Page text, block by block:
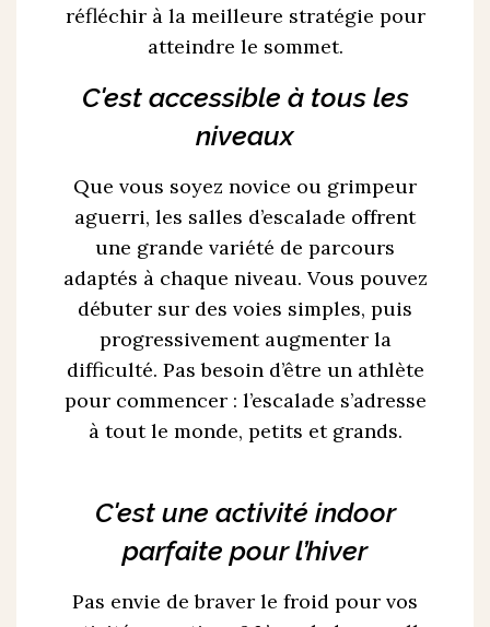
réfléchir à la meilleure stratégie pour
atteindre le sommet.
C'est accessible à tous les
niveaux
Que vous soyez novice ou grimpeur
aguerri, les salles d’escalade offrent
une grande variété de parcours
adaptés à chaque niveau. Vous pouvez
débuter sur des voies simples, puis
progressivement augmenter la
difficulté. Pas besoin d’être un athlète
pour commencer : l’escalade s’adresse
à tout le monde, petits et grands.
C'est une activité indoor
parfaite pour l’hiver
Pas envie de braver le froid pour vos